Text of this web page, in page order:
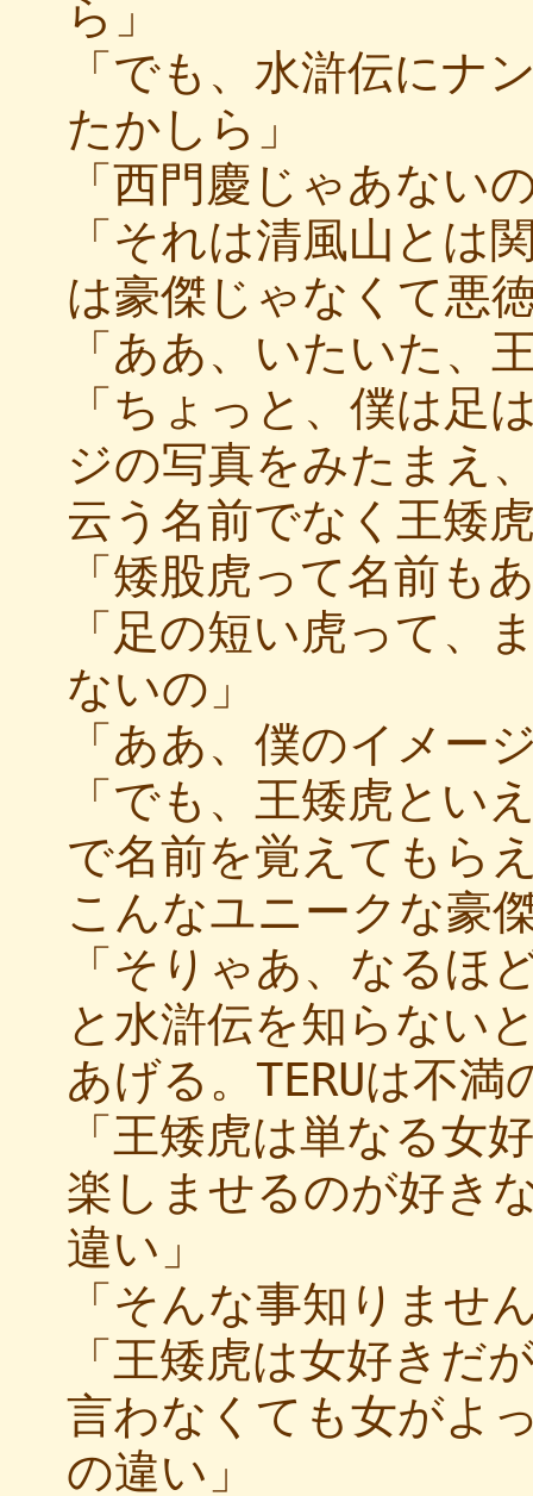
ら」
「でも、水滸伝にナ
たかしら」
「西門慶じゃあない
「それは清風山とは
は豪傑じゃなくて悪
「ああ、いたいた、
「ちょっと、僕は足
ジの写真をみたまえ
云う名前でなく王矮
「矮股虎って名前も
「足の短い虎って、
ないの」
「ああ、僕のイメー
「でも、王矮虎とい
で名前を覚えても
こんなユニークな豪
「そりゃあ、なるほ
と水滸伝を知らない
あげる。TERUは不満
「王矮虎は単なる女
楽しませるのが好き
違い」
「そんな事知りませ
「王矮虎は女好きだ
言わなくても女がよ
の違い」